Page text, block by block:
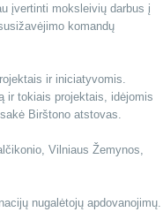
įvertinti moksleivių darbus į
komandų
ir iniciatyvomis.
ir tokiais projektais, idėjomis
Birštono atstovas.
Vilniaus Žemynos,
nugalėtojų apdovanojimų.